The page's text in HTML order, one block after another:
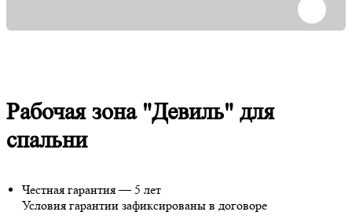
Рабочая зона "Девиль" для
спальни
Честная гарантия — 5 лет
Условия гарантии зафиксированы в договоре